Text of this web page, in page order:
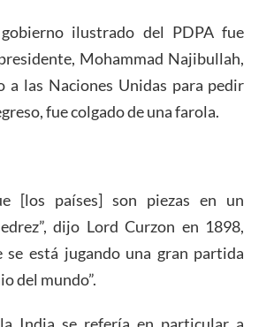
ilustrado del PDPA fue
Mohammad Najibullah,
a las Naciones Unidas para pedir
fue colgado de una farola.
[los países] son piezas en un
dijo Lord Curzon en 1898,
se está jugando una gran partida
del mundo”.